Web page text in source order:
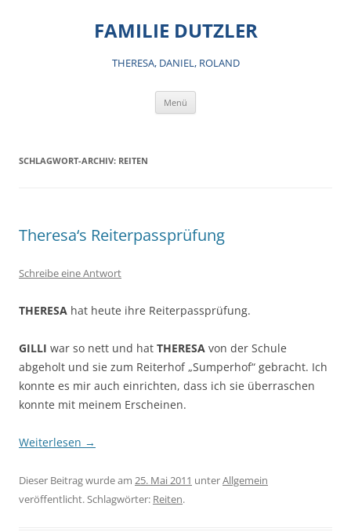
FAMILIE DUTZLER
THERESA, DANIEL, ROLAND
Menü
SCHLAGWORT-ARCHIV: REITEN
Theresa‘s Reiterpassprüfung
Schreibe eine Antwort
THERESA hat heute ihre Reiterpassprüfung.
GILLI war so nett und hat THERESA von der Schule
abgeholt und sie zum Reiterhof „Sumperhof“ gebracht. Ich
konnte es mir auch einrichten, dass ich sie überraschen
konnte mit meinem Erscheinen.
Weiterlesen →
Dieser Beitrag wurde am 25. Mai 2011 unterAllgemein
veröffentlicht. Schlagwörter: Reiten.